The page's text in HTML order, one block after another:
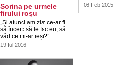
Sorina pe urmele
firului roşu
„Și atunci am zis: ce-ar fi
să încerc să le fac eu, să
văd ce mi-ar ieși?”
19 Iul 2016
08 Feb 2015